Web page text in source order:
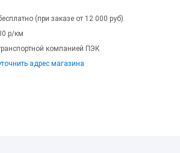
(при заказе от 12 000 руб).
р/км
компанией ПЭК
адрес магазина